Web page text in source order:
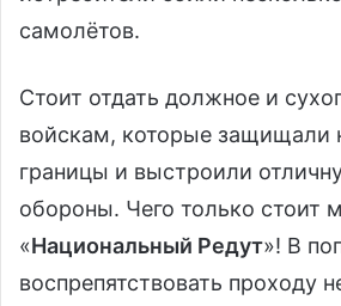
самолётов.
Стоит отдать должное и
войскам, которые защищали
границы и выстроили
обороны. Чего только стоит
«Национальный Редут»! В
воспрепятствовать проходу